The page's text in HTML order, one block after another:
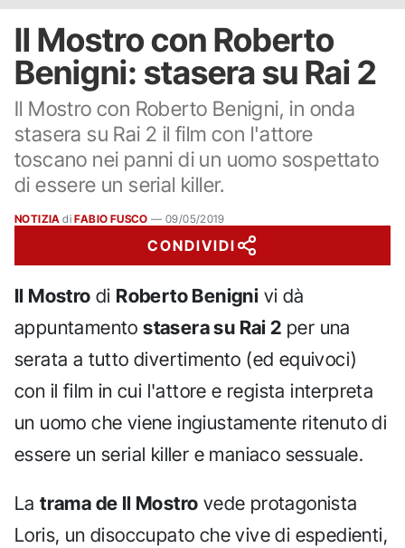
Il Mostro con Roberto
Benigni: stasera su Rai 2
Il Mostro con Roberto Benigni, in onda
stasera su Rai 2 il film con l'attore
toscano nei panni di un uomo sospettato
di essere un serial killer.
NOTIZIA di FABIO FUSCO —09/05/2019
CONDIVIDI
Il Mostro di Roberto Benigni vi dà
appuntamentostasera su Rai 2 per una
serata a tutto divertimento (ed equivoci)
con il film in cui l'attore e regista interpreta
un uomo che viene ingiustamente ritenuto di
essere un serial killer e maniaco sessuale.
Latrama de Il Mostro vede protagonista
Loris, un disoccupato che vive di espedienti,